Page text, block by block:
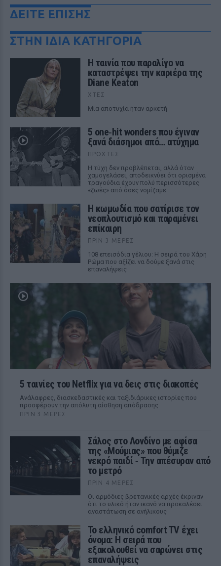
ΔΕΙΤΕ ΕΠΙΣΗΣ
ΣΤΗΝ ΙΔΙΑ ΚΑΤΗΓΟΡΙΑ
Η ταινία που παραλίγο να
καταστρέψει την καριέρα της
Diane Keaton
ΧΤΕΣ
Μία αποτυχία ήταν αρκετή
5 one‑hit wonders που έγιναν
ξανά διάσημοι από… ατύχημα
ΠΡΟΧΤΈΣ
Η τύχη δεν προβλέπεται, αλλά όταν
χαμογελάσει, αποδεικνύει ότι ορισμένα
τραγούδια έχουν πολύ περισσότερες
«ζωές» από όσες νομίζαμε
Η κωμωδία που σατίρισε τον
νεοπλουτισμό και παραμένει
επίκαιρη
ΠΡΙΝ 3 ΜΈΡΕΣ
108 επεισόδια γέλιου: Η σειρά του Χάρη
Ρώμα που αξίζει να δούμε ξανά στις
επαναλήψεις
5 ταινίες του Netflix για να δεις στις διακοπές
Aνάλαφρες, διασκεδαστικές και ταξιδιάρικες ιστορίες που
προσφέρουν την απόλυτη αίσθηση απόδρασης
ΠΡΙΝ 3 ΜΈΡΕΣ
Σάλος στο Λονδίνο με αφίσα
της «Μούμιας» που θύμιζε
νεκρό παιδί ‑ Την απέσυραν από
το μετρό
ΠΡΙΝ 4 ΜΈΡΕΣ
Οι αρμόδιες βρετανικές αρχές έκριναν
ότι το υλικό ήταν ικανό να προκαλέσει
αναστάτωση σε ανήλικους
Το ελληνικό comfort TV έχει
όνομα: Η σειρά που
εξακολουθεί να σαρώνει στις
επαναλήψεις